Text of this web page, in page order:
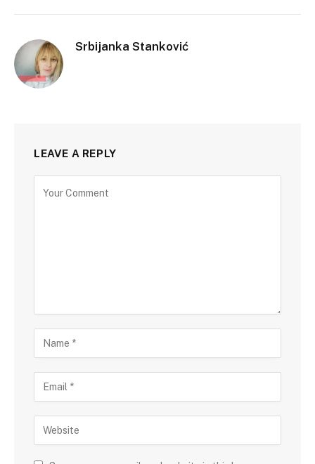
Srbijanka Stanković
LEAVE A REPLY